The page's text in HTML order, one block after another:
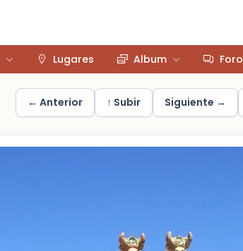
Lugares Album Foro
← Anterior ↑ Subir Siguiente →